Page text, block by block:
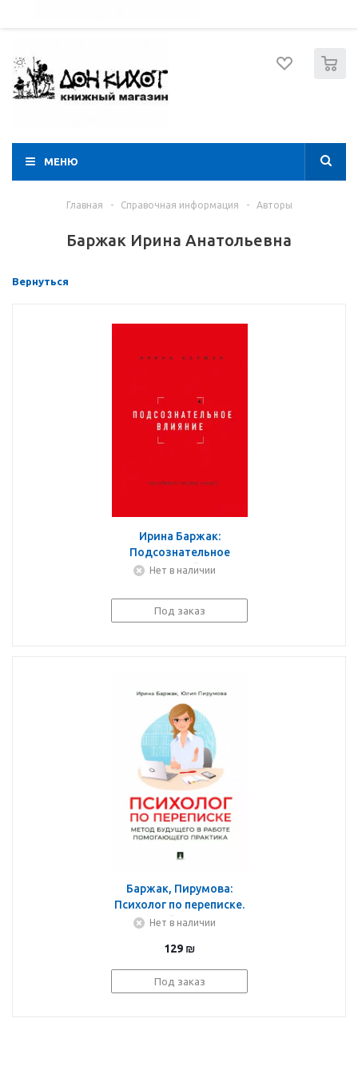
МЕНЮ
Главная - Справочная информация - Авторы
Баржак Ирина Анатольевна
Вернуться
Ирина Баржак:
Подсознательное
влияние. Как убедить за
Нет в наличии
Под заказ
Баржак, Пирумова:
Психолог по переписке.
Метод будущего в
практика
Нет в наличии
129 ₪
Под заказ